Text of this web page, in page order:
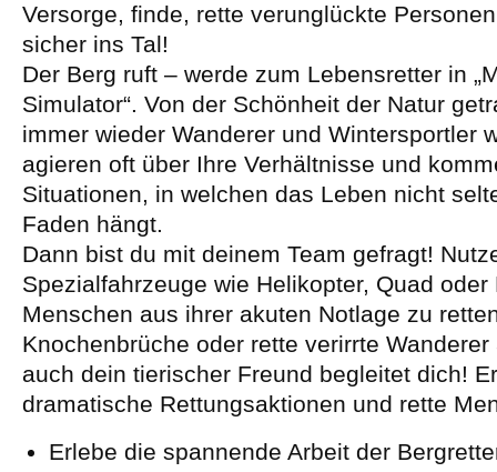
Versorge, finde, rette verunglückte
sicher ins Tal!
Der Berg ruft – werde zum Lebensretter in
Simulator“. Von der Schönheit der Natur
immer wieder Wanderer und Wintersportler
agieren oft über Ihre Verhältnisse und
Situationen, in welchen das Leben nicht
Faden hängt.
Dann bist du mit deinem Team gefragt!
Spezialfahrzeuge wie Helikopter, Quad
Menschen aus ihrer akuten Notlage zu
Knochenbrüche oder rette verirrte
auch dein tierischer Freund begleitet dich!
dramatische Rettungsaktionen und rette
Erlebe die spannende Arbeit der